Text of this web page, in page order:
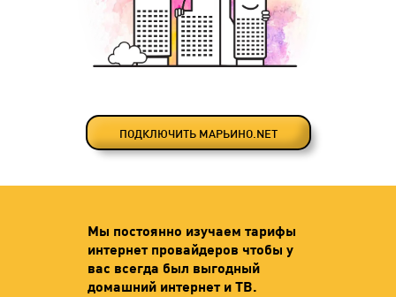
ПОДКЛЮЧИТЬ МАРЬИНО.NET
Мы постоянно изучаем тарифы
интернет провайдеров чтобы у
вас всегда был выгодный
домашний интернет и ТВ.